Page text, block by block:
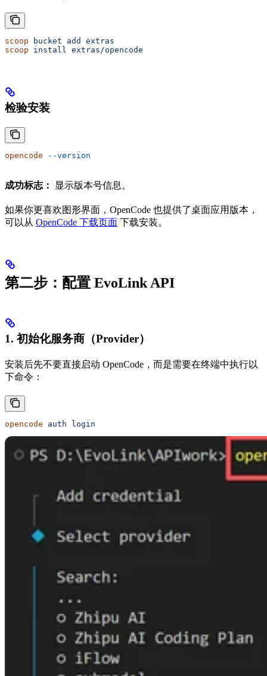
scoop bucket add
extras
scoop install extras/opencode
检验安装
opencode --version
成功标志： 显示版本号信息。
如果你更喜欢图形界面，OpenCode 也提供了桌面应用版本，
可以从 OpenCode 下载页面 下载安装。
第二步：配置 EvoLink API
1. 初始化服务商（Provider）
安装后先不要直接启动 OpenCode，而是需要在终端中执行以
下命令：
opencode auth login